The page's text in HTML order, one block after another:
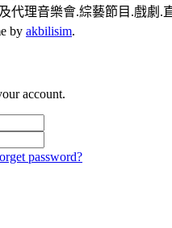
代理音樂會.綜藝節目.戲劇.
by akbilisim.
account.
password?